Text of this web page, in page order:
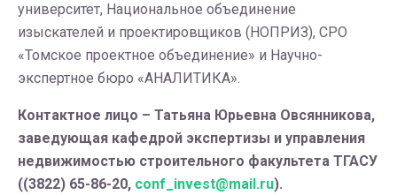
университет, Национальное объединение
изыскателей и проектировщиков (НОПРИЗ), СРО
«Томское проектное объединение» и Научно-
экспертное бюро «АНАЛИТИКА».
Контактное лицо – Татьяна Юрьевна Овсянникова,
заведующая кафедрой экспертизы и управления
недвижимостью строительного факультета ТГАСУ
((3822) 65-86-20, conf_invest@mail.ru).